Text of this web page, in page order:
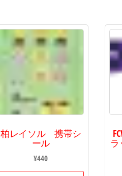
柏レイソル 携帯シ
ール
¥440